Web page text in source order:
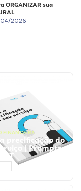
ORGANIZAR sua
04/2026
FINANCEIRA
a precificação do
| Prompts